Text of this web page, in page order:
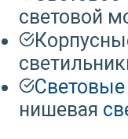
световой
нишевая